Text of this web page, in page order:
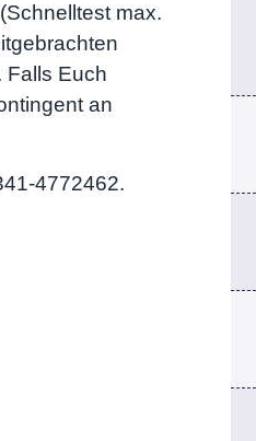
max.
Falls Euch
an
4772462.